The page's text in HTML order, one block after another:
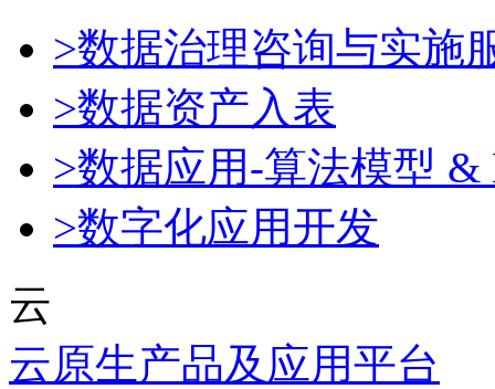
>数据治理咨询与实施
>数据资产入表
>数据应用-算法模型 &
>数字化应用开发
云
云原生产品及应用平台